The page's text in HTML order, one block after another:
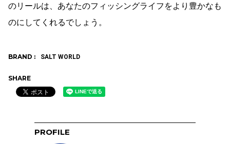
のリールは、あなたのフィッシングライフをより豊かなも
のにしてくれるでしょう。
BRAND : SALT WORLD
SHARE
PROFILE